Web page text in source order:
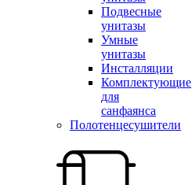
Подвесные
унитазы
Умные
унитазы
Инсталляции
Комплектующие
для
санфаянса
Полотенцесушители